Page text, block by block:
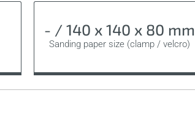
- / 140 x 140 x 80 mm
Sanding paper size (clamp / velcro)